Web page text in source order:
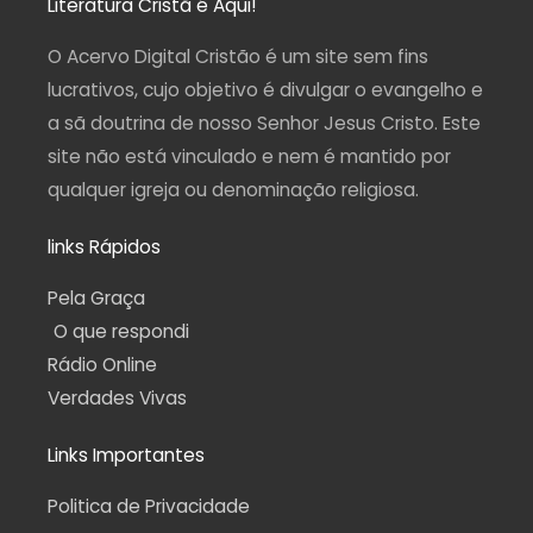
g
a
m
o
k
-
f
b r
m
a
p
Literatura Cristã é Aqui!
O Acervo Digital Cristão é um site sem fins
lucrativos, cujo objetivo é divulgar o evangelho e
a sã doutrina de nosso Senhor Jesus Cristo. Este
site não está vinculado e nem é mantido por
qualquer igreja ou denominação religiosa.
links Rápidos
Pela Graça
O que respondi
Rádio Online
Verdades Vivas
Links Importantes
Politica de Privacidade